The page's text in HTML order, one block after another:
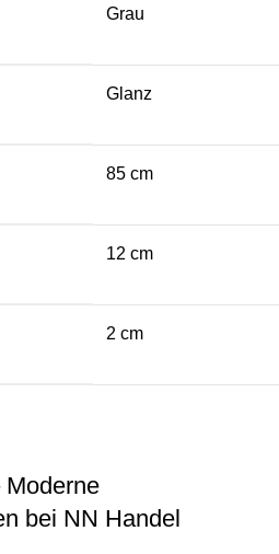
Grau
Glanz
85 cm
12 cm
2 cm
bei NN Handel